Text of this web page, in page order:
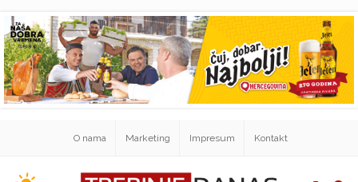
O nama Marketing Impresum Kontakt